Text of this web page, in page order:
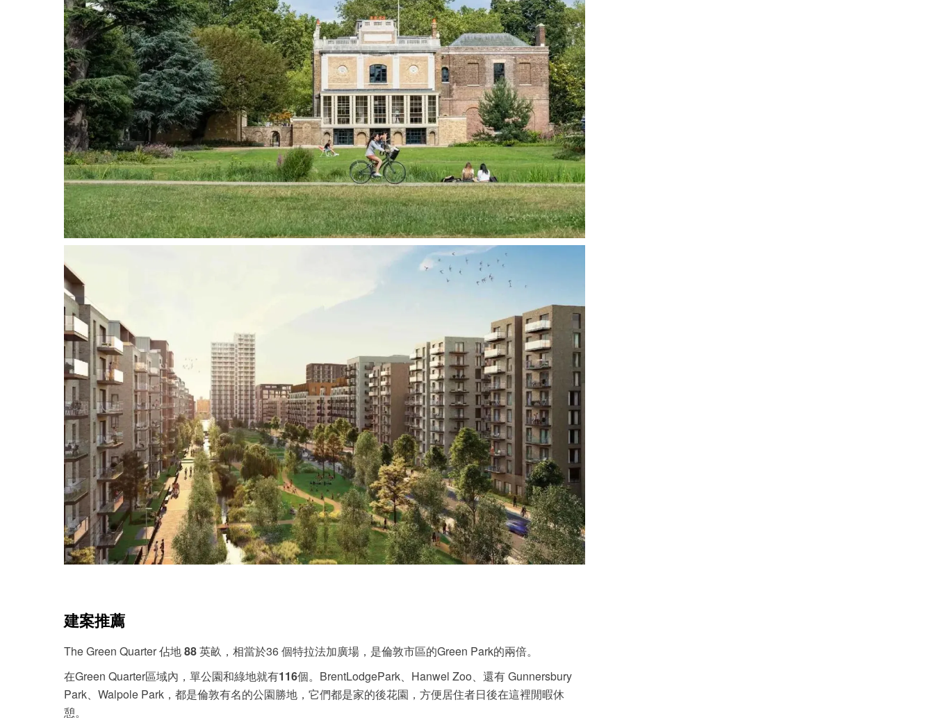
建案推薦
The Green Quarter 佔地88英畝，相當於36 個特拉法加廣場，是倫敦市區的Green Park的兩倍。
在Green Quarter區域內，單公園和綠地就有116個。BrentLodgePark、Hanwel Zoo、還有 Gunnersbury
Park、Walpole Park，都是倫敦有名的公園勝地，它們都是家的後花園，方便居住者日後在這裡閒暇休
憩。